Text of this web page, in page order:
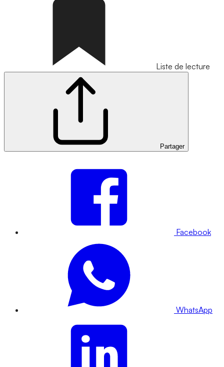
Liste de lecture
Partager
Facebook
WhatsApp